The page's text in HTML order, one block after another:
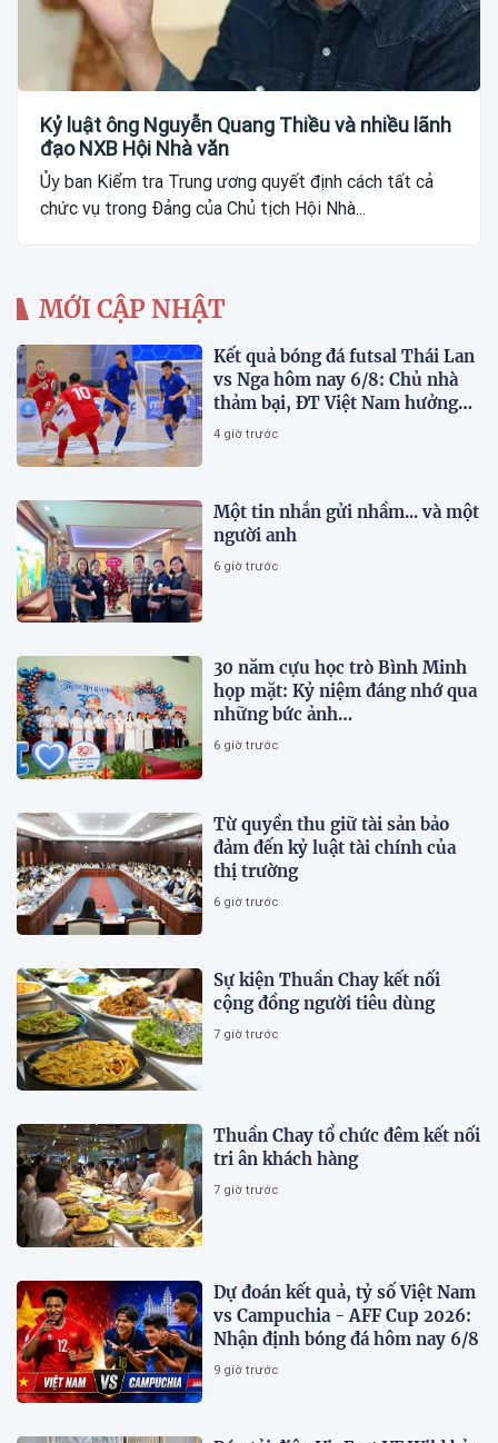
Kỷ luật ông Nguyễn Quang Thiều và nhiều lãnh
đạo NXB Hội Nhà văn
Ủy ban Kiểm tra Trung ương quyết định cách tất cả
chức vụ trong Đảng của Chủ tịch Hội Nhà...
MỚI CẬP NHẬT
Kết quả bóng đá futsal Thái Lan
vs Nga hôm nay 6/8: Chủ nhà
thảm bại, ĐT Việt Nam hưởng
lợi lớn
4 giờ trước
Một tin nhắn gửi nhầm... và một
người anh
6 giờ trước
30 năm cựu học trò Bình Minh
họp mặt: Kỷ niệm đáng nhớ qua
những bức ảnh…
6 giờ trước
Từ quyền thu giữ tài sản bảo
đảm đến kỷ luật tài chính của
thị trường
6 giờ trước
Sự kiện Thuần Chay kết nối
cộng đồng người tiêu dùng
7 giờ trước
Thuần Chay tổ chức đêm kết nối
tri ân khách hàng
7 giờ trước
Dự đoán kết quả, tỷ số Việt Nam
vs Campuchia - AFF Cup 2026:
Nhận định bóng đá hôm nay 6/8
9 giờ trước